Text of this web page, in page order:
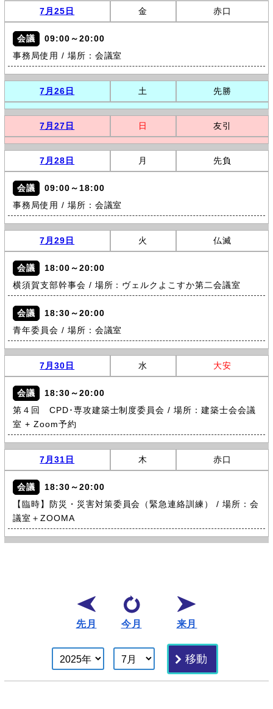
7月25日 金 赤口
会議
09:00～20:00
事務局使用 / 場所：会議室
7月26日 土 先勝
7月27日 日 友引
7月28日 月 先負
会議
09:00～18:00
事務局使用 / 場所：会議室
7月29日 火 仏滅
会議
18:00～20:00
横須賀支部幹事会 / 場所：ヴェルクよこすか第二会議室
会議
18:30～20:00
青年委員会 / 場所：会議室
7月30日 水 大安
会議
18:30～20:00
第４回 CPD･専攻建築士制度委員会 / 場所：建築士会会議
室 + Zoom予約
7月31日 木 赤口
会議
18:30～20:00
【臨時】防災・災害対策委員会（緊急連絡訓練） / 場所：会
議室＋ZOOMA
先月 今月 来月